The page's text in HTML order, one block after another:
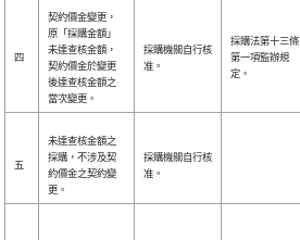
四
契約價金變更，
原「採購金額」
未達查核金額，
契約價金於變更
後達查核金額之
當次變更。
採購機關自行核
准。
採購法第十三條
第一項監辦規
定。
五
未達查核金額之
採購，不涉及契
約價金之契約變
更。
採購機關自行核
准。